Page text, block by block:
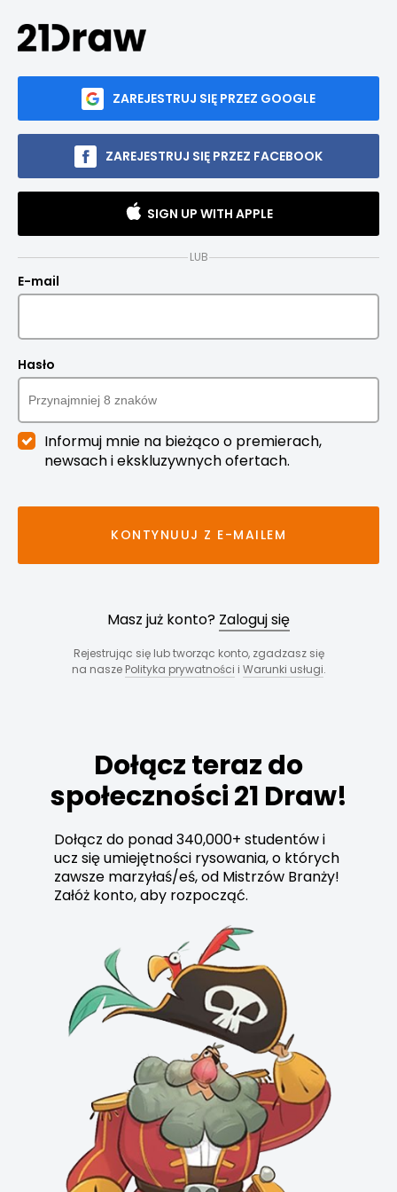
ZAREJESTRUJ SIĘ PRZEZ GOOGLE
ZAREJESTRUJ SIĘ PRZEZ FACEBOOK
SIGN UP WITH APPLE
LUB
E-mail
Hasło
Informuj mnie na bieżąco o premierach,
newsach i ekskluzywnych ofertach.
KONTYNUUJ Z E-MAILEM
Masz już konto? Zaloguj się
Rejestrując się lub tworząc konto, zgadzasz się
na nasze Polityka prywatności i Warunki usługi.
Dołącz teraz do
społeczności 21 Draw!
Dołącz do ponad 340,000+ studentów i
ucz się umiejętności rysowania, o których
zawsze marzyłaś/eś, od Mistrzów Branży!
Załóż konto, aby rozpocząć.